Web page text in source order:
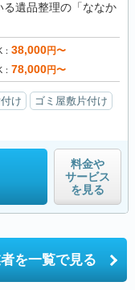
る遺品整理の「ななか
38,000円〜
78,000円〜
け
ゴミ屋敷片付け
料金や
サービス
を見る
を一覧で見る